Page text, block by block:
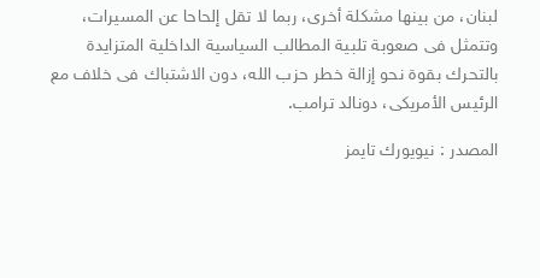
لبنان، من بينها مشكلة أخرى، ربما لا تقل إلحاحا عن المسيرات،
وتتمثل فى صعوبة تلبية المطالب السياسية الداخلية المتزايدة
بالتحرك بقوة نحو إزالة خطر حزب الله، دون الاشتباك فى خلاف مع
الرئيس الأمريكى، دونالد ترامب.
المصدر : نيويورك تايمز